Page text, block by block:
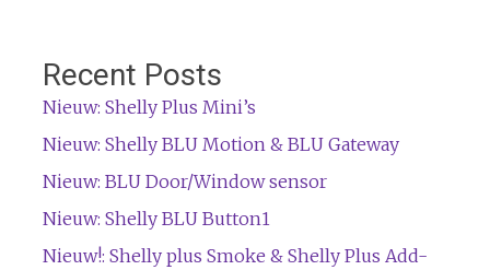
Recent Posts
Nieuw: Shelly Plus Mini’s
Nieuw: Shelly BLU Motion & BLU Gateway
Nieuw: BLU Door/Window sensor
Nieuw: Shelly BLU Button1
Nieuw!: Shelly plus Smoke & Shelly Plus Add-